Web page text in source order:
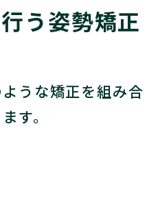
う姿勢矯正
うな矯正を組み合
す。